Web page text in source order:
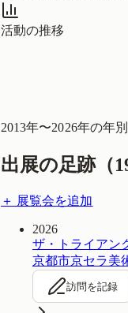
活動の推移
2013年〜2026年の年
出展の足跡（
＋ 展覧会を追加
2026
ザ・トライアン
京都市京セラ美
訪問を記録